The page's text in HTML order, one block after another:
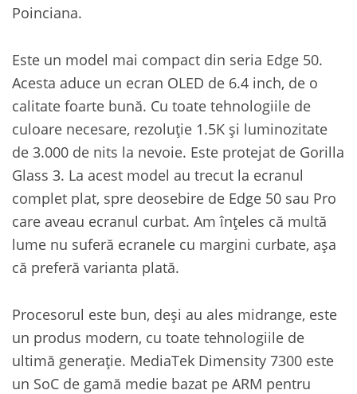
Poinciana.
Este un model mai compact din seria Edge 50.
Acesta aduce un ecran OLED de 6.4 inch, de o
calitate foarte bună. Cu toate tehnologiile de
culoare necesare, rezoluție 1.5K și luminozitate
de 3.000 de nits la nevoie. Este protejat de Gorilla
Glass 3. La acest model au trecut la ecranul
complet plat, spre deosebire de Edge 50 sau Pro
care aveau ecranul curbat. Am înțeles că multă
lume nu suferă ecranele cu margini curbate, așa
că preferă varianta plată.
Procesorul este bun, deși au ales midrange, este
un produs modern, cu toate tehnologiile de
ultimă generație. MediaTek Dimensity 7300 este
un SoC de gamă medie bazat pe ARM pentru